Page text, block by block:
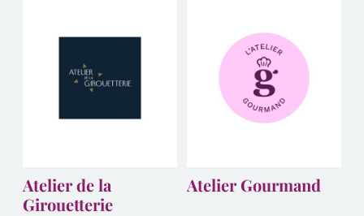
Atelier de la
Girouetterie
Atelier Gourmand